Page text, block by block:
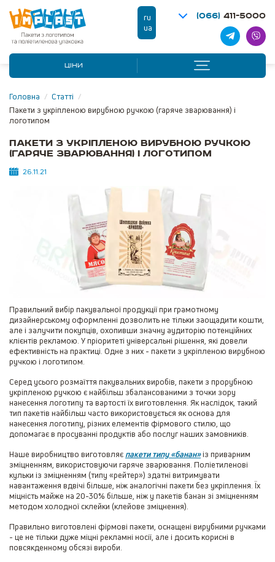
ru
ua
(066) 411-5000
ЦІНИ
Головна / Статті /
Пакети з укріпленою вирубною ручкою (гаряче зварювання) і
логотипом
Пакети з укріпленою вирубною ручкою
(гаряче зварювання) і логотипом
26.11.21
Правильний вибір пакувальної продукції при грамотному
дизайнерському оформленні дозволить не тільки заощадити кошти,
але і залучити покупців, охопивши значну аудиторію потенційних
клієнтів рекламою. У пріоритеті універсальні рішення, які довели
ефективність на практиці. Одне з них - пакети з укріпленою вирубною
ручкою і логотипом.
Серед усього розмаїття пакувальних виробів, пакети з прорубною
укріпленою ручкою є найбільш збалансованими з точки зору
нанесення логотипу та вартості їх виготовлення. Як наслідок, такий
тип пакетів найбільш часто використовується як основа для
нанесення логотипу, різних елементів фірмового стилю, що
допомагає в просуванні продуктів або послуг наших замовників.
Наше виробництво виготовляє пакети типу «банан»із приварним
зміцненням, використовуючи гаряче зварювання. Поліетиленові
кульки із зміцненням (типу «рейтер») здатні витримувати
навантаження вдвічі більше, ніж аналогічні пакети без укріплення. Їх
міцність майже на 20-30% більше, ніж у пакетів банан зі зміцненням
методом холодної склейки (клейове зміцнення).
Правильно виготовлені фірмові пакети, оснащені вирубними ручками
- це не тільки дуже міцні рекламні носії, але і досить корисні в
повсякденному обсязі вироби.